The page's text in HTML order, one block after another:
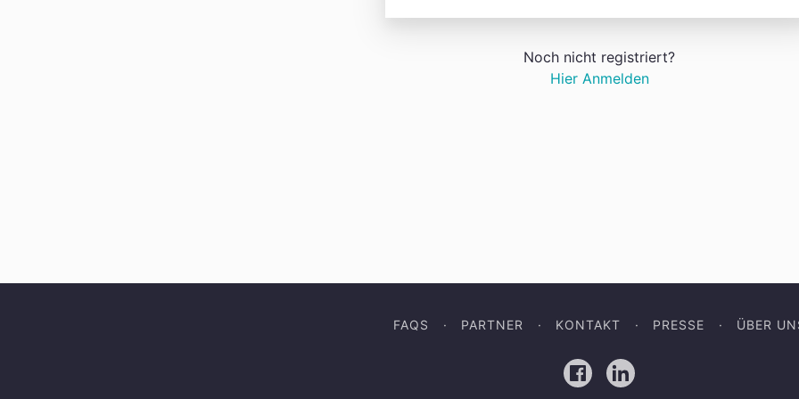
Noch nicht registriert?
Hier Anmelden
FAQS PARTNER KONTAKT PRESSE ÜBER
FacebookLinkedIn